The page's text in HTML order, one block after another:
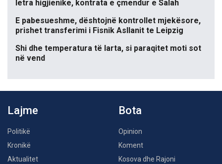
letra higjienike, kontrata e çmendur e Salah
E pabesueshme, dështojnë kontrollet mjekësore,
prishet transferimi i Fisnik Asllanit te Leipzig
Shi dhe temperatura të larta, si paraqitet moti sot
në vend
Lajme
Politikë
Kronikë
Aktualitet
Bota
Opinion
Koment
Kosova dhe Rajoni